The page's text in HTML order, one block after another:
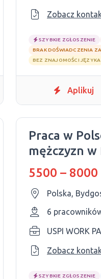
Zobacz
SZYBKIE ZGŁOSZENIE
BRAK DOŚWIADCZENIA
BEZ ZNAJOMOŚCI JĘZYKA
Aplikuj
Praca w
mężczyzn
5500 –
Polska,
6
Zobacz
SZYBKIE ZGŁOSZENIE